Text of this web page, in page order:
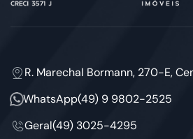
R. Marechal Bormann, 270-E,
WhatsApp(49) 9 9802-2525
Geral(49) 3025-4295